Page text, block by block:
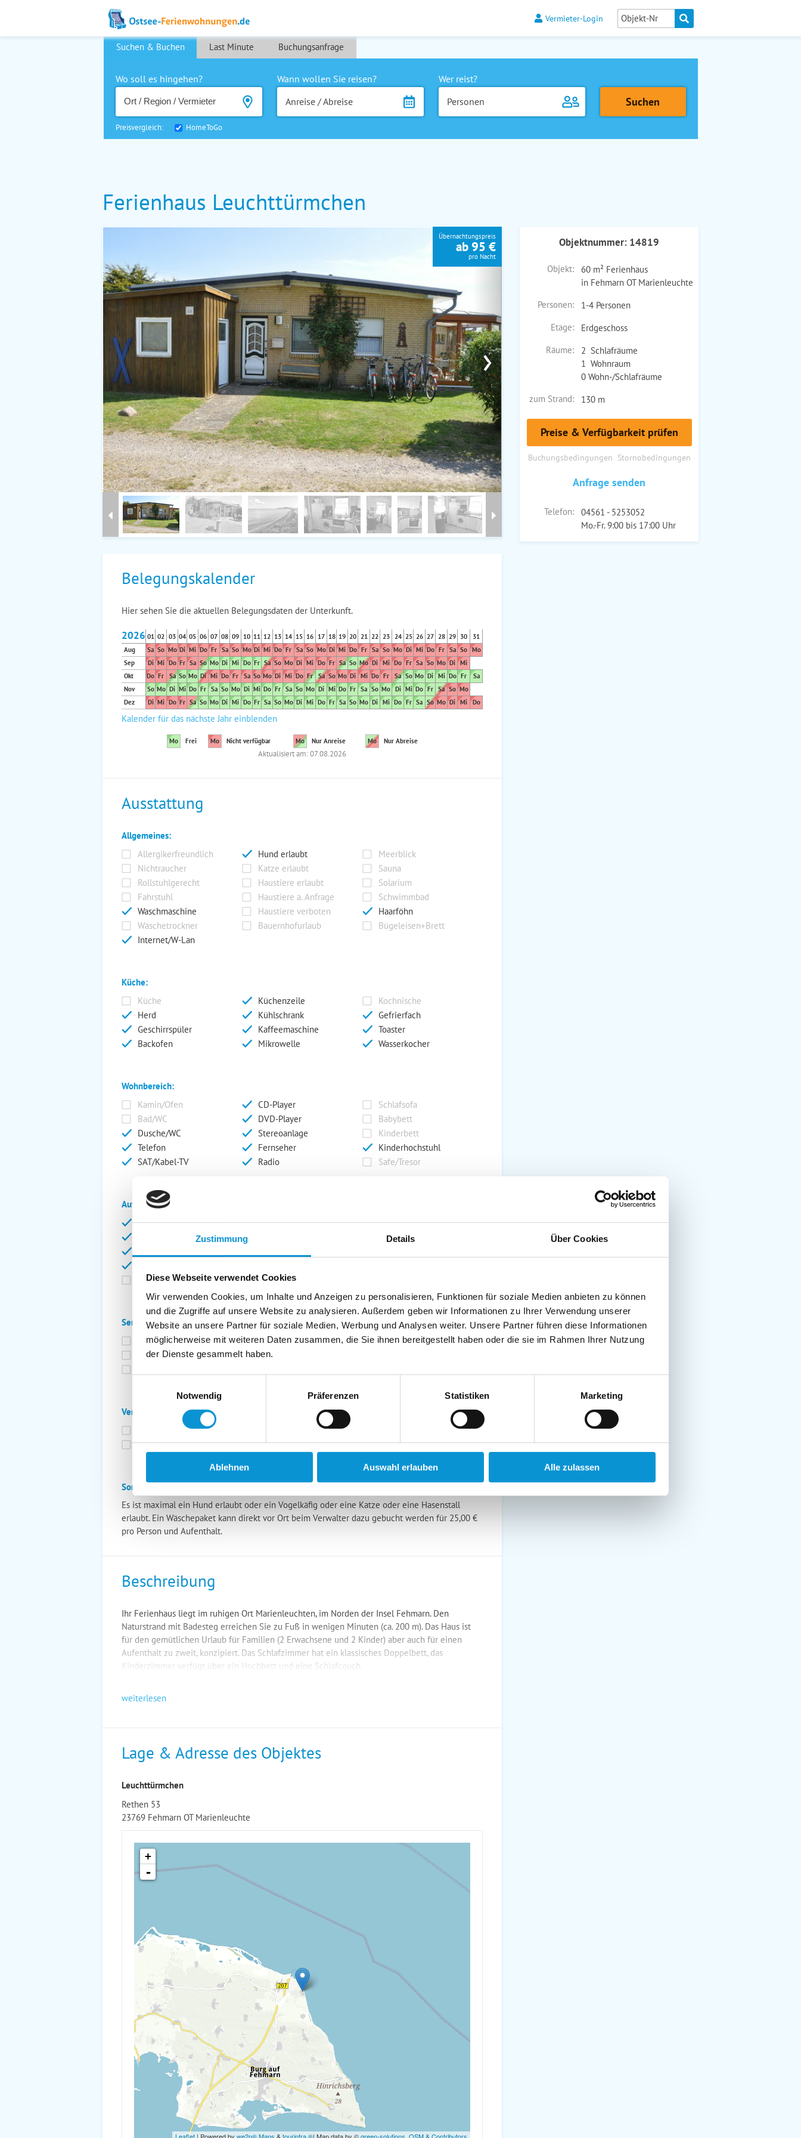
Zustimmung Details Über Cookies
Diese Webseite verwendet Cookies
Wir verwenden Cookies, um Inhalte und Anzeigen zu personalisieren, Funktionen für soziale Medien anbieten zu können
und die Zugriffe auf unsere Website zu analysieren. Außerdem geben wir Informationen zu Ihrer Verwendung unserer
Website an unsere Partner für soziale Medien, Werbung und Analysen weiter. Unsere Partner führen diese Informationen
möglicherweise mit weiteren Daten zusammen, die Sie ihnen bereitgestellt haben oder die sie im Rahmen Ihrer Nutzung
der Dienste gesammelt haben.
Notwendig
Präferenzen Statistiken Marketing
Ablehnen Auswahl erlauben Alle zulassen
Vermieter-Login
Suchen & Buchen Last Minute Buchungsanfrage
Wo soll es hingehen?
Wann wollen Sie reisen?
Anreise / Abreise
Wer reist?
Personen
Preisvergleich: HomeToGo
Ferienhaus Leuchttürmchen
›
Übernachtungspreis
ab 95 €
pro Nacht
Objektnummer: 14819
Objekt:
60 m² Ferienhaus
in Fehmarn OT Marienleuchte
Personen:
1-4 Personen
Etage:
Erdgeschoss
Räume:
2 Schlafräume
1 Wohnraum
0 Wohn-/Schlafräume
zum Strand:
130 m
Preise & Verfügbarkeit prüfen
Buchungsbedingungen Stornobedingungen
Anfrage senden
Telefon:
04561 - 5253052
Mo.-Fr. 9:00 bis 17:00 Uhr
Belegungskalender
Hier sehen Sie die aktuellen Belegungsdaten der Unterkunft.
2026 01 02 03 04 05 06 07 08 09 10 11 12 13 14 15 16 17 18 19 20 21 22 23 24 25 26 27 28 29 30
31
Aug
Sa So Mo Di Mi Do Fr Sa So Mo Di Mi Do Fr Sa So Mo Di Mi Do Fr Sa So Mo Di Mi Do Fr Sa So Mo
Sep
Di Mi Do Fr Sa So Mo Di Mi Do Fr Sa So Mo Di Mi Do Fr Sa So Mo Di Mi Do Fr Sa So Mo Di Mi
Okt
Do Fr Sa So Mo Di Mi Do Fr Sa So Mo Di Mi Do Fr Sa So Mo Di Mi Do Fr Sa So Mo Di Mi Do Fr
Sa
Nov
So Mo Di Mi Do Fr Sa So Mo Di Mi Do Fr Sa So Mo Di Mi Do Fr Sa So Mo Di Mi Do Fr Sa So Mo
Dez
Di Mi Do Fr Sa So Mo Di Mi Do Fr Sa So Mo Di Mi Do Fr Sa So Mo Di Mi Do Fr Sa So Mo Di Mi Do
Kalender für das nächste Jahr einblenden
Mo Frei Mo Nicht verfügbar Mo Nur Anreise Mo Nur Abreise
Aktualisiert am: 07.08.2026
Ausstattung
Allgemeines:
Allergikerfreundlich
Hund erlaubt
Meerblick
Nichtraucher
Katze erlaubt
Sauna
Rollstuhlgerecht
Haustiere erlaubt
Solarium
Fahrstuhl
Haustiere a. Anfrage
Schwimmbad
Waschmaschine
Haustiere verboten
Haarföhn
Wäschetrockner
Bauernhofurlaub
Bügeleisen+Brett
Internet/W-Lan
Küche:
Küche
Küchenzeile
Kochnische
Herd
Kühlschrank
Gefrierfach
Geschirrspüler
Kaffeemaschine
Toaster
Backofen
Mikrowelle Wasserkocher
Wohnbereich:
Kamin/Ofen
CD-Player
Schlafsofa
Bad/WC
DVD-Player
Babybett
Dusche/WC
Stereoanlage
Kinderbett
Telefon
Fernseher
Kinderhochstuhl
SAT/Kabel-TV
Radio Safe/Tresor
Außenanlage:
Garten/Liegewiese
Carport
Grill
Grillplatz
Balkon
Abstellraum
Service:
Bettwäsche inkl.
Geschirrtücher inkl.
Handtücher inkl.
Fahrräder
Strandkorb am Strand
Verpflegung:
Brötchenservice
Frühstück möglich
Halbpension möglich
Vollpension möglich
Sonstiges:
Es ist maximal ein Hund erlaubt oder ein Vogelkäfig oder eine Katze oder eine Hasenstall
erlaubt. Ein Wäschepaket kann direkt vor Ort beim Verwalter dazu gebucht werden für 25,00 €
pro Person und Aufenthalt.
Beschreibung
Ihr Ferienhaus liegt im ruhigen Ort Marienleuchten, im Norden der Insel Fehmarn. Den
Naturstrand mit Badesteg erreichen Sie zu Fuß in wenigen Minuten (ca. 200 m). Das Haus ist
für den gemütlichen Urlaub für Familien (2 Erwachsene und 2 Kinder) aber auch für einen
Aufenthalt zu zweit, konzipiert. Das Schlafzimmer hat ein klassisches Doppelbett, das
Kinderzimmer verfügt über ein Hochbett und eine Schlafcouch.
weiterlesen
Lage & Adresse des Objektes
Leuchttürmchen
Rethen 53
23769 Fehmarn OT Marienleuchte
+
-
Leaflet | Powered by we2p® Maps &tourinfra ®| Map data by ©green-solutions OSM & Contributors